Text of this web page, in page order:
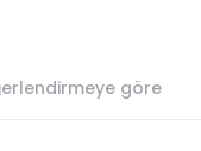
göre